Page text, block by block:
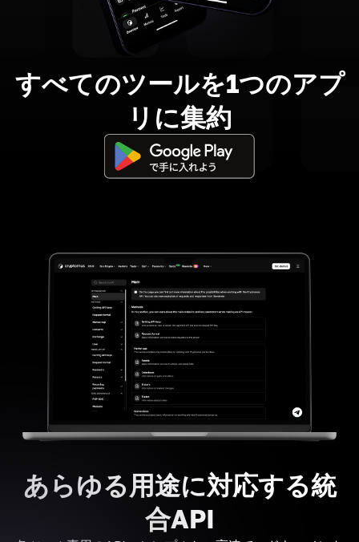
すべてのツールを1つのアプ
リに集約
あらゆる用途に対応する統
合API